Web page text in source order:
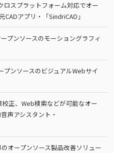
ロスプラットフォーム対応でオー
アプリ・「SindriCAD」
プンソースのモーショングラフィ
ンソースのビジュアルWebサイ
正、Web検索などが可能なオー
声アシスタント・
オープンソース製品改善ソリュー